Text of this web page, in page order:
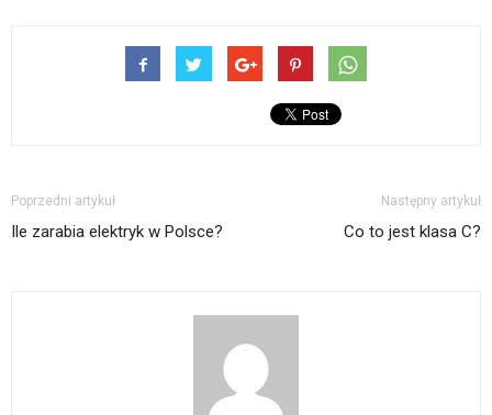
Poprzedni artykuł
Ile zarabia elektryk w Polsce?
Następny artykuł
Co to jest klasa C?